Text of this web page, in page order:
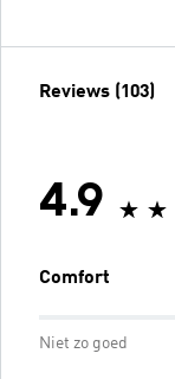
Reviews (103)
4.9
Comfort
Niet zo goed